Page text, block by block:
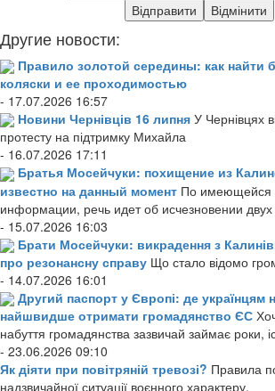
Другие новости:
Правило золотой середины: как найти
коляски и ее проходимостью
- 17.07.2026 16:57
Новини Чернівців 16 липня У Чернівцях
протесту на підтримку Михайла
- 16.07.2026 17:11
Братья Мосейчуки: похищение из
известно на данный момент По имеющейся
информации, речь идет об исчезновении двух
- 15.07.2026 16:03
Брати Мосейчуки: викрадення з
про резонансну справу Що стало відомо
- 14.07.2026 16:01
Другий паспорт у Європі: де українцям
найшвидше отримати громадянство ЄС
набуття громадянства зазвичай займає роки,
- 23.06.2026 09:10
Як діяти при повітряній тревозі? Правила
надзвичайної ситуації воєнного характеру.